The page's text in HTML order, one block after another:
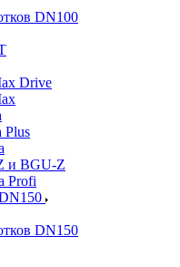
DN100
Drive
Plus
и BGU-Z
Profi
DN150